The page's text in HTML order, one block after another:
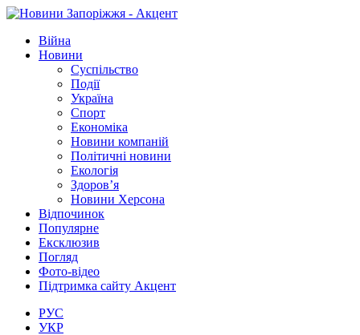
Війна
Новини
Суспільство
Події
Україна
Спорт
Економіка
Новини компаній
Політичні новини
Екологія
Здоров’я
Новини Херсона
Відпочинок
Популярне
Ексклюзив
Погляд
Фото-відео
Підтримка сайту Акцент
РУС
УКР